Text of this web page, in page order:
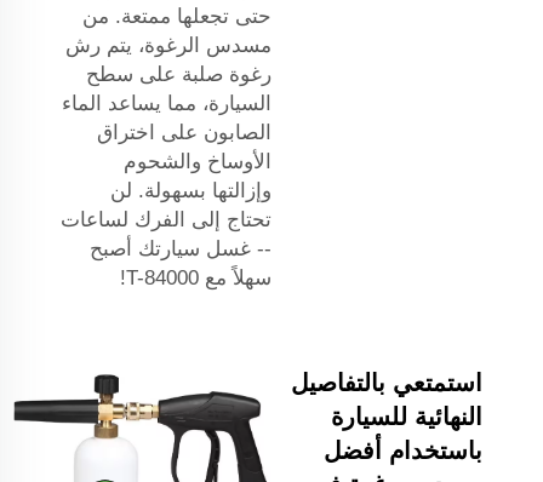
حتى تجعلها ممتعة. من
مسدس الرغوة، يتم رش
رغوة صلبة على سطح
السيارة، مما يساعد الماء
الصابون على اختراق
الأوساخ والشحوم
وإزالتها بسهولة. لن
تحتاج إلى الفرك لساعات
-- غسل سيارتك أصبح
سهلاً مع T-84000!
استمتعي بالتفاصيل
النهائية للسيارة
باستخدام أفضل